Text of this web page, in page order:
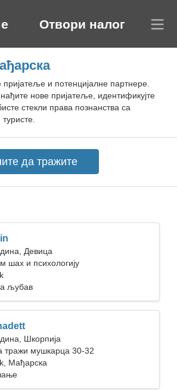
Отвори налог
и потенцијалне партнере.
нове пријатеље, идентификујте
стекли права познанства са
Девица
шах и психологију
љубав
Шкорпија
тражи мушкарца 30-32
Мађарска